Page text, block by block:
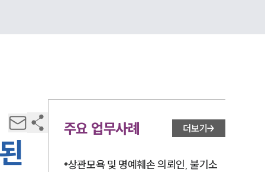
주요 업무사례 더보기
상관모욕 및 명예훼손 의뢰인, 불기소